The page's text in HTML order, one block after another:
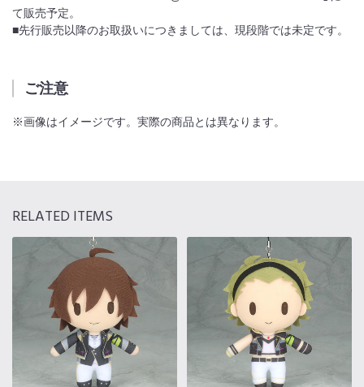
て販売予定。
■先行販売以降のお取扱いにつきましては、現段階では未定です。
ご注意
※画像はイメージです。実際の商品とは異なります。
RELATED ITEMS